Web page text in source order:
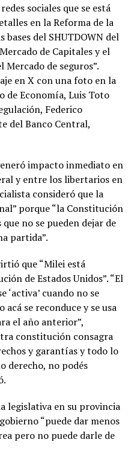
sociales que se está
en la Reforma de la
bases del SHUTDOWN del
de Capitales y el
de seguros”.
en X con una foto en la
de Economía, Luis Toto
Federico
del Banco Central,
impacto inmediato en
y entre los libertarios en
consideró que la
porque “la Constitución
no se pueden dejar de
partida”.
que “Milei está
de Estados Unidos”. “El
cuando no se
se reconduce y se usa
el año anterior”,
constitución consagra
y garantías y todo lo
derecho, no podés
legislativa en su provincia
“puede dar menos
pero no puede darle de